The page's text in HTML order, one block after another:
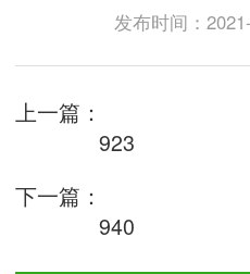
发布时间：
上一篇：
923
下一篇：
940